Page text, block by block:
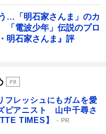
…「明石家さんま」のカ
電波少年」伝説のプロ
明石家さんま』評
フレッシュにもガムを愛
ピアニスト 山中千尋さ
TIMES】
PR